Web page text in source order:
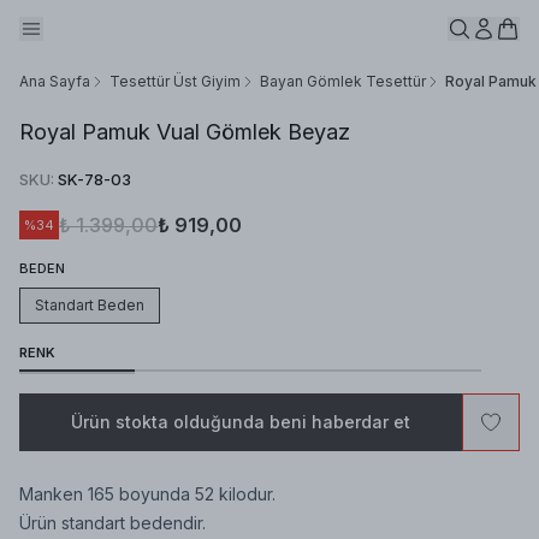
Ana Sayfa Tesettür Üst Giyim Bayan Gömlek Tesettür Royal
Royal Pamuk Vual Gömlek Beyaz
SKU: SK-78-03
%34 ₺ 1.399,00₺ 919,00
BEDEN
Standart Beden
RENK
Ürün stokta olduğunda beni haberdar et
Manken 165 boyunda 52 kilodur.
Ürün standart bedendir.